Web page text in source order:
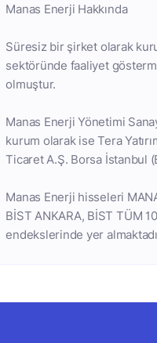
Manas Enerji Hakkında
Süresiz bir şirket olarak
sektöründe faaliyet
olmuştur.
Manas Enerji Yönetimi
kurum olarak ise Tera
Ticaret A.Ş. Borsa İstanbul
Manas Enerji hisseleri
BİST ANKARA, BİST TÜM
endekslerinde yer